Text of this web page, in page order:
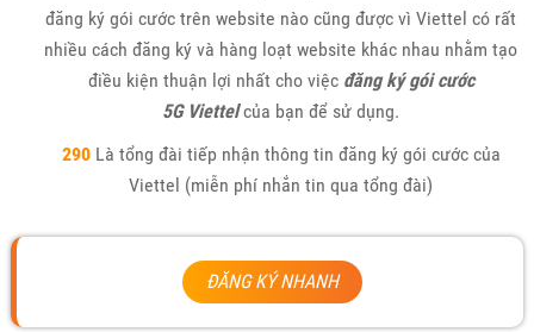
đăng ký gói cước trên website nào cũng được vì Viettel có rất
nhiều cách đăng ký và hàng loạt website khác nhau nhằm tạo
điều kiện thuận lợi nhất cho việc đăng ký gói cước
5G Viettelcủa bạn để sử dụng.
290Là tổng đài tiếp nhận thông tin đăng ký gói cước của
Viettel (miễn phí nhắn tin qua tổng đài)
ĐĂNG KÝ NHANH